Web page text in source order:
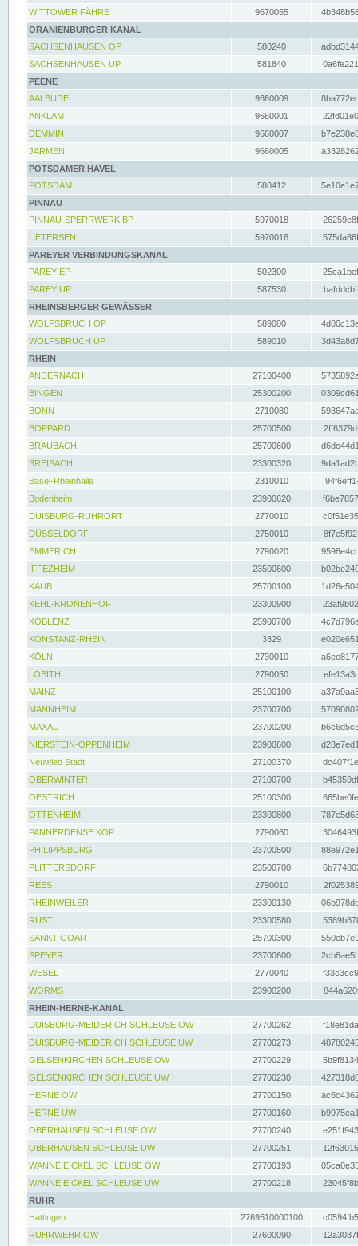
WITTOWER FÄHRE
9670055
ORANIENBURGER KANAL
SACHSENHAUSEN OP
580240
SACHSENHAUSEN UP
581840
PEENE
AALBUDE
9660009
ANKLAM
9660001
DEMMIN
9660007
JARMEN
9660005
POTSDAMER HAVEL
POTSDAM
580412
PINNAU
PINNAU-SPERRWERK BP
5970018
UETERSEN
5970016
PAREYER VERBINDUNGSKANAL
PAREY EP
502300
PAREY UP
587530
RHEINSBERGER GEWÄSSER
WOLFSBRUCH OP
589000
WOLFSBRUCH UP
589010
RHEIN
ANDERNACH
27100400
BINGEN
25300200
BONN
2710080
BOPPARD
25700500
BRAUBACH
25700600
BREISACH
23300320
Basel-Rheinhalle
2310010
Bodenheim
23900620
DUISBURG-RUHRORT
2770010
DÜSSELDORF
2750010
EMMERICH
2790020
IFFEZHEIM
23500600
KAUB
25700100
KEHL-KRONENHOF
23300900
KOBLENZ
25900700
KONSTANZ-RHEIN
3329
KÖLN
2730010
LOBITH
2790050
MAINZ
25100100
MANNHEIM
23700700
MAXAU
23700200
NIERSTEIN-OPPENHEIM
23900600
Neuwied Stadt
27100370
OBERWINTER
27100700
OESTRICH
25100300
OTTENHEIM
23300800
PANNERDENSE KOP
2790060
PHILIPPSBURG
23700500
PLITTERSDORF
23500700
REES
2790010
RHEINWEILER
23300130
RUST
23300580
SANKT GOAR
25700300
SPEYER
23700600
WESEL
2770040
WORMS
23900200
RHEIN-HERNE-KANAL
DUISBURG-MEIDERICH SCHLEUSE OW
27700262
DUISBURG-MEIDERICH SCHLEUSE UW
27700273
GELSENKIRCHEN SCHLEUSE OW
27700229
GELSENKIRCHEN SCHLEUSE UW
27700230
HERNE OW
27700150
HERNE UW
27700160
OBERHAUSEN SCHLEUSE OW
27700240
OBERHAUSEN SCHLEUSE UW
27700251
WANNE EICKEL SCHLEUSE OW
27700193
WANNE EICKEL SCHLEUSE UW
27700218
RUHR
Hattingen
2769510000100
RUHRWEHR OW
27600090